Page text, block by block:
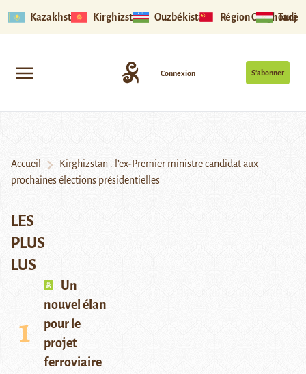
Kazakhstan Kirghizstan Ouzbékistan Région Ouïghoure
S’abonner
Connexion
Accueil
Kirghizstan : l’ex-Premier ministre candidat aux
prochaines élections présidentielles
LES
PLUS
LUS
Un
nouvel élan
pour le
projet
ferroviaire